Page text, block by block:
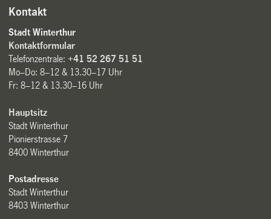
Kontakt
Stadt Winterthur
Kontaktformular
Telefonzentrale:+41 52 267 51 51
Mo–Do: 8–12 & 13.30–17 Uhr
Fr: 8–12 & 13.30–16 Uhr
Hauptsitz
Stadt Winterthur
Pionierstrasse 7
8400 Winterthur
Postadresse
Stadt Winterthur
8403 Winterthur